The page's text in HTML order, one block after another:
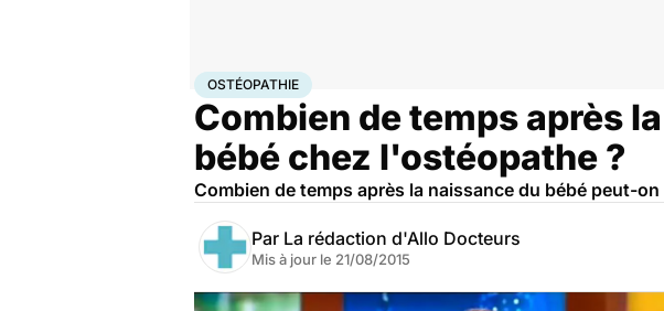
AccueilSantéOstéopathie
OSTÉOPATHIE
Combien de temps après
bébé chez l'ostéopathe ?
Combien de temps après la naissance du bébé peut-
Par La rédaction d'Allo Docteurs
Mis à jour le 21/08/2015